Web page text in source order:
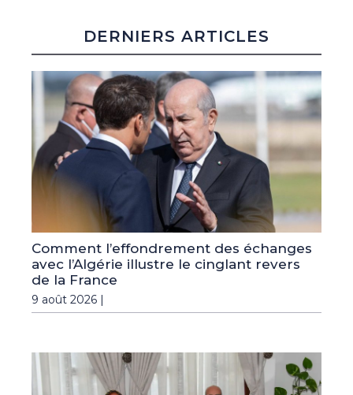
DERNIERS ARTICLES
Comment l’effondrement des échanges
avec l’Algérie illustre le cinglant revers
de la France
9 août 2026 |